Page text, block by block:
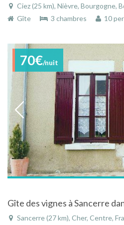
Ciez (25 km), Nièvre, Bourgogne,
Gîte
3 chambres 10
70€/nuit
Gîte des vignes à Sancerre
Sancerre (27 km), Cher, Centre,